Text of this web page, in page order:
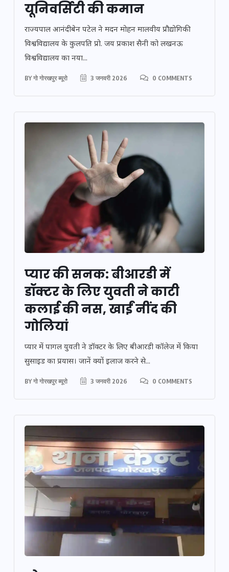
यूनिवर्सिटी की कमान
राज्यपाल आनंदीबेन पटेल ने मदन मोहन मालवीय प्रौद्योगिकी
विश्वविद्यालय के कुलपति प्रो. जय प्रकाश सैनी को लखनऊ
विश्वविद्यालय का नया...
BYगो गोरखपुर ब्यूरो 3 जनवरी 2026 0 COMMENTS
प्यार की सनक: बीआरडी में
डॉक्टर के लिए युवती ने काटी
कलाई की नस, खाईं नींद की
गोलियां
प्यार में पागल युवती ने डॉक्टर के लिए बीआरडी कॉलेज में किया
सुसाइड का प्रयास। जानें क्यों इलाज करने से...
BYगो गोरखपुर ब्यूरो 3 जनवरी 2026 0 COMMENTS